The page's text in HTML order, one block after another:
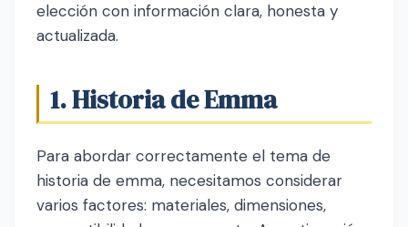
elección con información clara, honesta y
actualizada.
1. Historia de Emma
Para abordar correctamente el tema de
historia de emma, necesitamos considerar
varios factores: materiales, dimensiones,